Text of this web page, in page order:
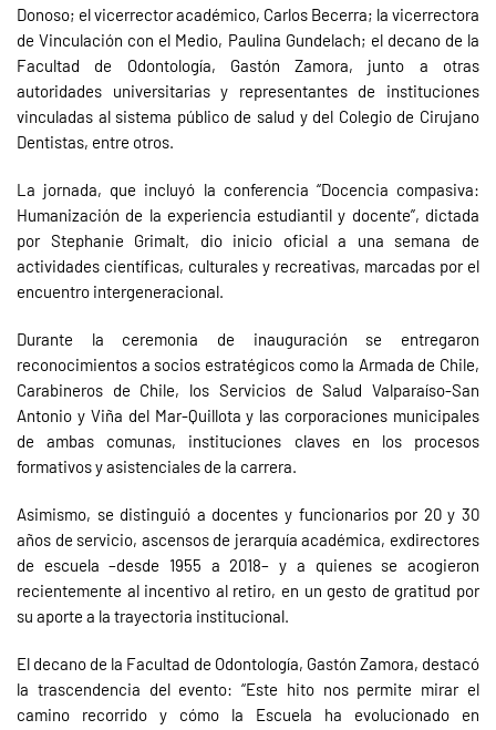
Donoso; el vicerrector académico, Carlos Becerra; la vicerrectora
de Vinculación con el Medio, Paulina Gundelach; el decano de la
Facultad de Odontología, Gastón Zamora, junto a otras
autoridades universitarias y representantes de instituciones
vinculadas al sistema público de salud y del Colegio de Cirujano
Dentistas, entre otros.
La jornada, que incluyó la conferencia “Docencia compasiva:
Humanización de la experiencia estudiantil y docente”, dictada
por Stephanie Grimalt, dio inicio oficial a una semana de
actividades científicas, culturales y recreativas, marcadas por el
encuentro intergeneracional.
Durante la ceremonia de inauguración se entregaron
reconocimientos a socios estratégicos como la Armada de Chile,
Carabineros de Chile, los Servicios de Salud Valparaíso-San
Antonio y Viña del Mar-Quillota y las corporaciones municipales
de ambas comunas, instituciones claves en los procesos
formativos y asistenciales de la carrera.
Asimismo, se distinguió a docentes y funcionarios por 20 y 30
años de servicio, ascensos de jerarquía académica, exdirectores
de escuela –desde 1955 a 2018– y a quienes se acogieron
recientemente al incentivo al retiro, en un gesto de gratitud por
su aporte a la trayectoria institucional.
El decano de la Facultad de Odontología, Gastón Zamora, destacó
la trascendencia del evento: “Este hito nos permite mirar el
camino recorrido y cómo la Escuela ha evolucionado en